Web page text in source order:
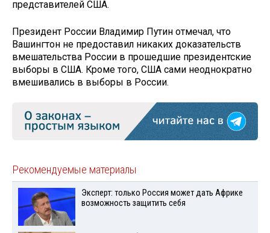
представителей США.
Президент России Владимир Путин отмечал, что
Вашингтон не предоставил никаких доказательств
вмешательства России в прошедшие президентские
выборы в США. Кроме того, США сами неоднократно
вмешивались в выборы в России.
Рекомендуемые материалы
Эксперт: только Россия может дать Африке
возможность защитить себя